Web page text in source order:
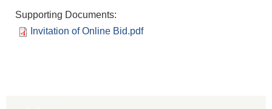
Supporting Documents:
Invitation of Online Bid.pdf